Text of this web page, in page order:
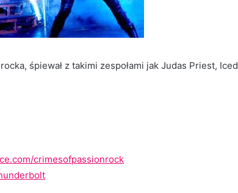
śpiewał z takimi zespołami jak Judas Priest, Iced
crimesofpassionrock